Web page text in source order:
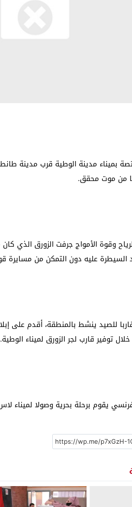
بميناء مدينة الوطية قرب مدينة
من موت محقق.
وقوة الأمواج جرفت الزورق الذي
السيطرة عل­يه دون التمكن من مسايرة
للصيد ينشط بالمنط­قة، أقدم على
توفير قارب لجر الزورق لميناء الوطية.
يقوم برحلة بحرية وصولا لميناء